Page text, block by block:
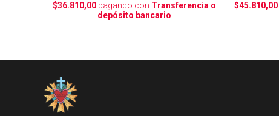
$36.810,00 pagando con Transferencia o
depósito bancario
$45.810,00